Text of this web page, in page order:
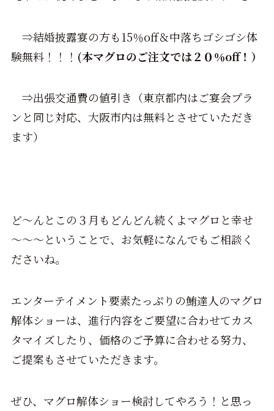
⇒結婚披露宴の方も15％off＆中落ちゴシゴシ体
験無料！！！ (本マグロのご注文では２０％off！）
⇒出張交通費の値引き（東京都内はご宴会プラ
ンと同じ対応、大阪市内は無料とさせていただき
ます）
ど～んとこの３月もどんどん続くよマグロと幸せ
～～～ということで、お気軽になんでもご相談く
ださいね。
エンターテイメント要素たっぷりの鮪達人のマグロ
解体ショーは、進行内容をご要望に合わせてカス
タマイズしたり、価格のご予算に合わせる努力、
ご提案もさせていただきます。
ぜひ、マグロ解体ショー検討してやろう！と思っ